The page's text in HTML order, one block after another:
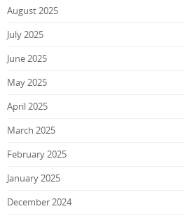
August 2025
July 2025
June 2025
May 2025
April 2025
March 2025
February 2025
January 2025
December 2024